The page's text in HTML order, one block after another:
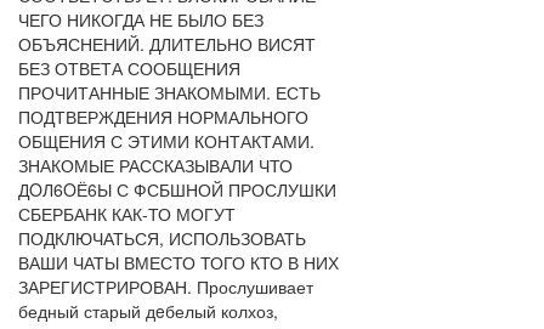
ЧЕГО НИКОГДА НЕ БЫЛО БЕЗ
ОБЪЯСНЕНИЙ. ДЛИТЕЛЬНО ВИСЯТ
БЕЗ ОТВЕТА СООБЩЕНИЯ
ПРОЧИТАННЫЕ ЗНАКОМЫМИ. ЕСТЬ
ПОДТВЕРЖДЕНИЯ НОРМАЛЬНОГО
ОБЩЕНИЯ С ЭТИМИ КОНТАКТАМИ.
ЗНАКОМЫЕ РАССКАЗЫВАЛИ ЧТО
ДOЛ6OЁ6Ы С ФСБШНОЙ ПРОСЛУШКИ
СБЕРБАНК КАК-ТО МОГУТ
ПОДКЛЮЧАТЬСЯ, ИСПОЛЬЗОВАТЬ
ВАШИ ЧАТЫ ВМЕСТО ТОГО КТО В НИХ
ЗАРЕГИСТРИРОВАН. Прослушивает
бедный старый дeбелый колхоз,